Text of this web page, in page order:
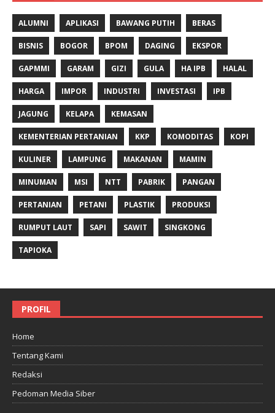
ALUMNI APLIKASI BAWANG PUTIH BERAS
BISNIS BOGOR BPOM DAGING EKSPOR
GAPMMI GARAM GIZI GULA HA IPB HALAL
HARGA IMPOR INDUSTRI INVESTASI IPB
JAGUNG KELAPA KEMASAN
KEMENTERIAN PERTANIAN KKP KOMODITAS KOPI
KULINER LAMPUNG MAKANAN MAMIN
MINUMAN MSI NTT PABRIK PANGAN
PERTANIAN PETANI PLASTIK PRODUKSI
RUMPUT LAUT SAPI SAWIT SINGKONG
TAPIOKA
PROFIL
Home
Tentang Kami
Redaksi
Pedoman Media Siber